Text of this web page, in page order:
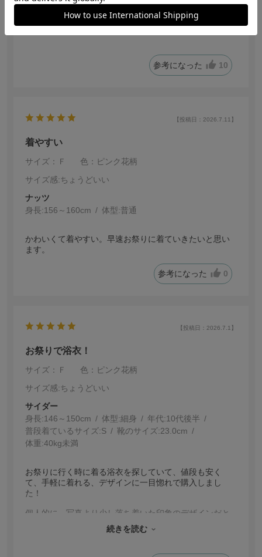
⚠️羽織の部分は調節できないので帯の下から見えるおは
しょり部分がとても長いです。
止めてあげたらいい感じで着れるかと思います！
あまりおはしょり部分が長くても格好悪いので調節する
参考になった 10
【投稿日：2026.7.11】
着やすい
サイズ：Ｆ
色：ピンク花柄
サイズ感:ちょうどいい
ナッツ
身長:156～160cm 体型:普通
かわいくて着やすい。早速お祭りに着ていきたいと思い
ます。
参考になった 0
【投稿日：2026.7.1】
お祭りで浴衣！
サイズ：Ｆ
色：ピンク花柄
サイズ感:ちょうどいい
サイダー
身長:146～150cm 体型:細身 年代:10代後半
普段着ているサイズ:S 靴のサイズ:23.0cm
体重:40kg未満
お祭りに行く時に着る浴衣を探していて、値段も安く
て、手軽に着れる、デザインに一目惚れで購入しまし
た！
個人的に、写真より少し落ち着いた印象のデザインだと
思いました。むしろ写真で見るより可愛いです！
マックスですごくいい丈感になりました！
続きを読む